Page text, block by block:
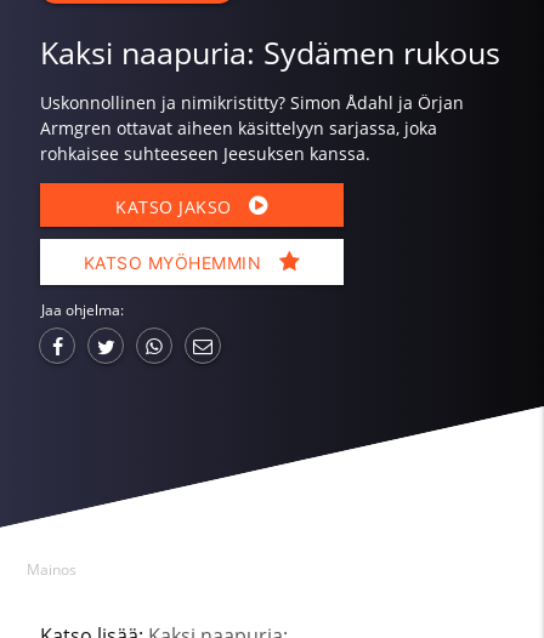
Kaksi naapuria: Sydämen rukous
Uskonnollinen ja nimikristitty? Simon Ådahl ja Örjan
Armgren ottavat aiheen käsittelyyn sarjassa, joka
rohkaisee suhteeseen Jeesuksen kanssa.
KATSO JAKSO
KATSO MYÖHEMMIN
Jaa ohjelma:
Mainos